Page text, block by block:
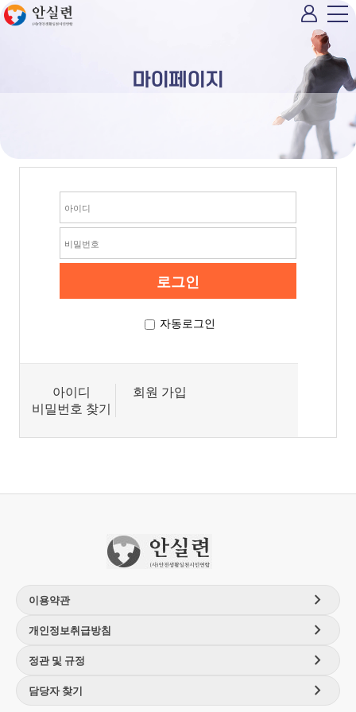
마이페이지
자동로그인
아이디
비밀번호 찾기
회원 가입
이용약관 chevron_right
개인정보취급방침 chevron_right
정관 및 규정 chevron_right
담당자 찾기 chevron_right